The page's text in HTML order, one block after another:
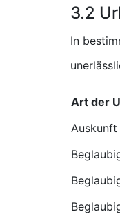
3.2
In
Art der